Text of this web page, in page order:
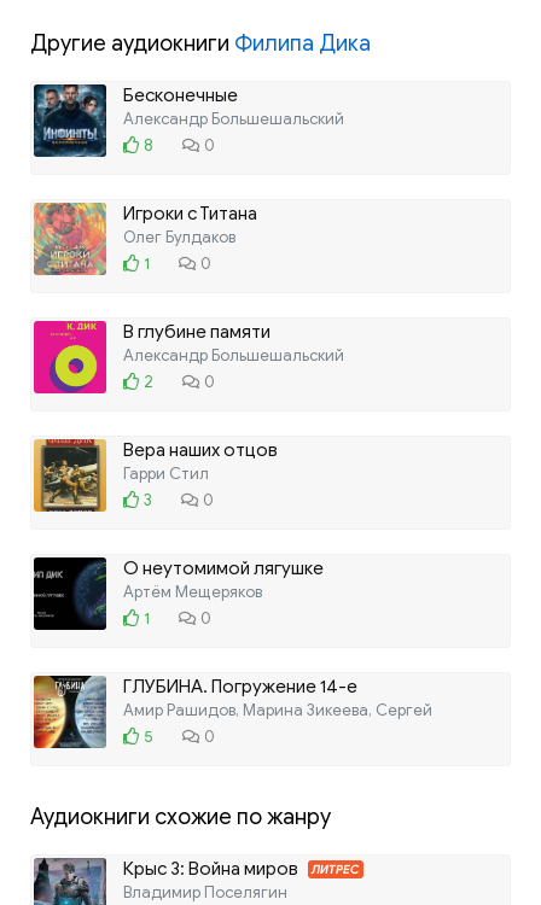
Другие аудиокниги Филипа Дика
Бесконечные
Александр Большешальский
8
0
Игроки с Титана
Олег Булдаков
1
0
В глубине памяти
Александр Большешальский
2
0
Вера наших отцов
Гарри Стил
3
0
О неутомимой лягушке
Артём Мещеряков
1
0
ГЛУБИНА. Погружение 14-е
Амир Рашидов, Марина Зикеева, Сергей
5
0
Аудиокниги схожие по жанру
Крыс 3: Война миров ЛИТРЕС
Владимир Поселягин